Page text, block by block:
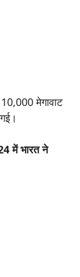
मेगावाट
में भारत ने